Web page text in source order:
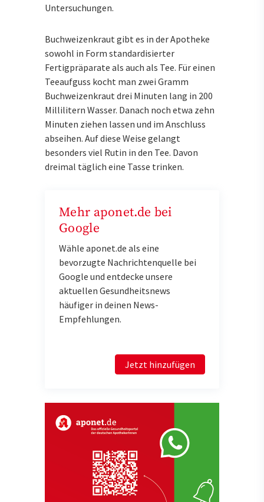
Untersuchungen.
Buchweizenkraut gibt es in der Apotheke
sowohl in Form standardisierter
Fertigpräparate als auch als Tee. Für einen
Teeaufguss kocht man zwei Gramm
Buchweizenkraut drei Minuten lang in 200
Millilitern Wasser. Danach noch etwa zehn
Minuten ziehen lassen und im Anschluss
abseihen. Auf diese Weise gelangt
besonders viel Rutin in den Tee. Davon
dreimal täglich eine Tasse trinken.
Mehr aponet.de bei
Google
Wähle aponet.de als eine
bevorzugte Nachrichtenquelle bei
Google und entdecke unsere
aktuellen Gesundheitsnews
häufiger in deinen News-
Empfehlungen.
Jetzt hinzufügen